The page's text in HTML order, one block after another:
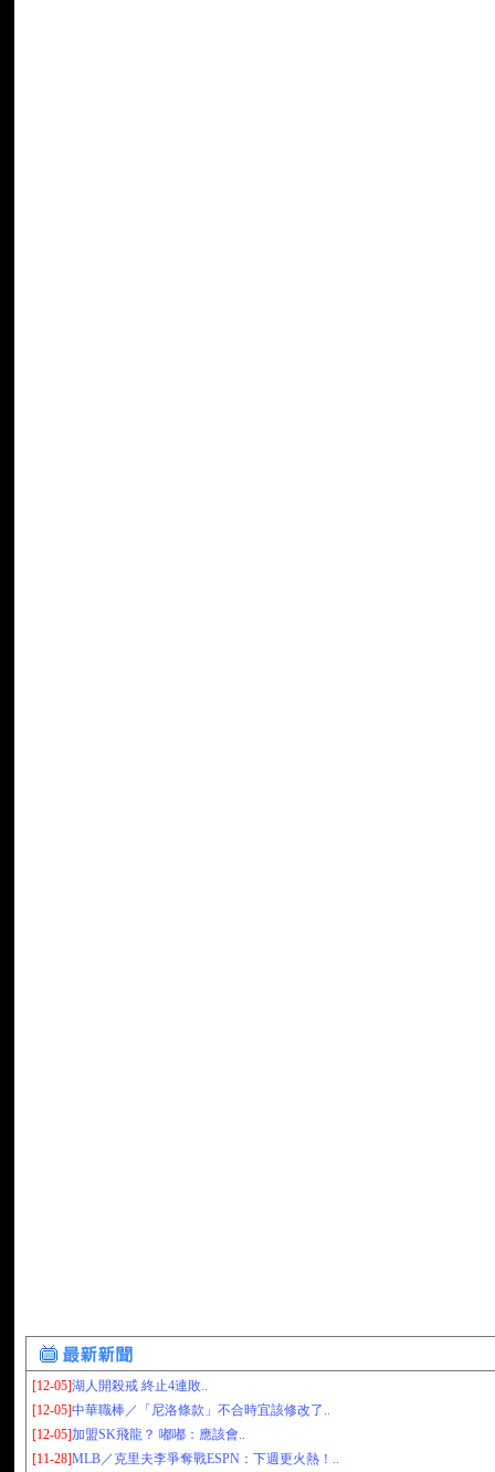
[12-05]湖人開殺戒 終止4連敗..
[12-05]中華職棒／「尼洛條款」不合時宜該修改了..
[12-05]加盟SK飛龍？ 嘟嘟：應該會..
[11-28]MLB／克里夫李爭奪戰ESPN：下週更火熱！..